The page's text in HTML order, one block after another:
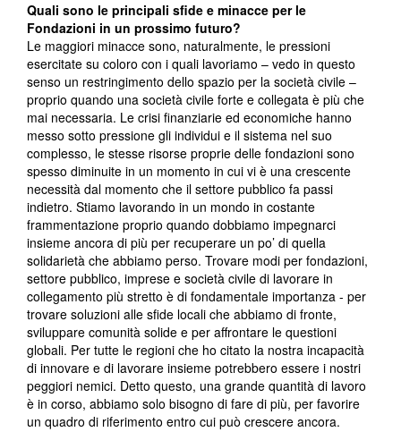
Quali sono le principali sfide e minacce per le
Fondazioni in un prossimo futuro?
Le maggiori minacce sono, naturalmente, le pressioni
esercitate su coloro con i quali lavoriamo – vedo in questo
senso un restringimento dello spazio per la società civile –
proprio quando una società civile forte e collegata è più che
mai necessaria. Le crisi finanziarie ed economiche hanno
messo sotto pressione gli individui e il sistema nel suo
complesso, le stesse risorse proprie delle fondazioni sono
spesso diminuite in un momento in cui vi è una crescente
necessità dal momento che il settore pubblico fa passi
indietro. Stiamo lavorando in un mondo in costante
frammentazione proprio quando dobbiamo impegnarci
insieme ancora di più per recuperare un po’ di quella
solidarietà che abbiamo perso. Trovare modi per fondazioni,
settore pubblico, imprese e società civile di lavorare in
collegamento più stretto è di fondamentale importanza - per
trovare soluzioni alle sfide locali che abbiamo di fronte,
sviluppare comunità solide e per affrontare le questioni
globali. Per tutte le regioni che ho citato la nostra incapacità
di innovare e di lavorare insieme potrebbero essere i nostri
peggiori nemici. Detto questo, una grande quantità di lavoro
è in corso, abbiamo solo bisogno di fare di più, per favorire
un quadro di riferimento entro cui può crescere ancora.